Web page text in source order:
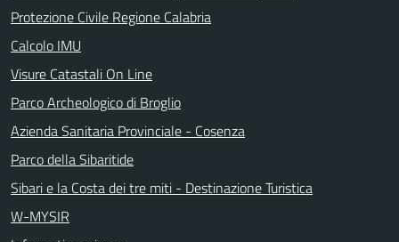
Protezione Civile Regione Calabria
Calcolo IMU
Visure Catastali On Line
Parco Archeologico di Broglio
Azienda Sanitaria Provinciale - Cosenza
Parco della Sibaritide
Sibari e la Costa dei tre miti - Destinazione Turistica
W-MYSIR